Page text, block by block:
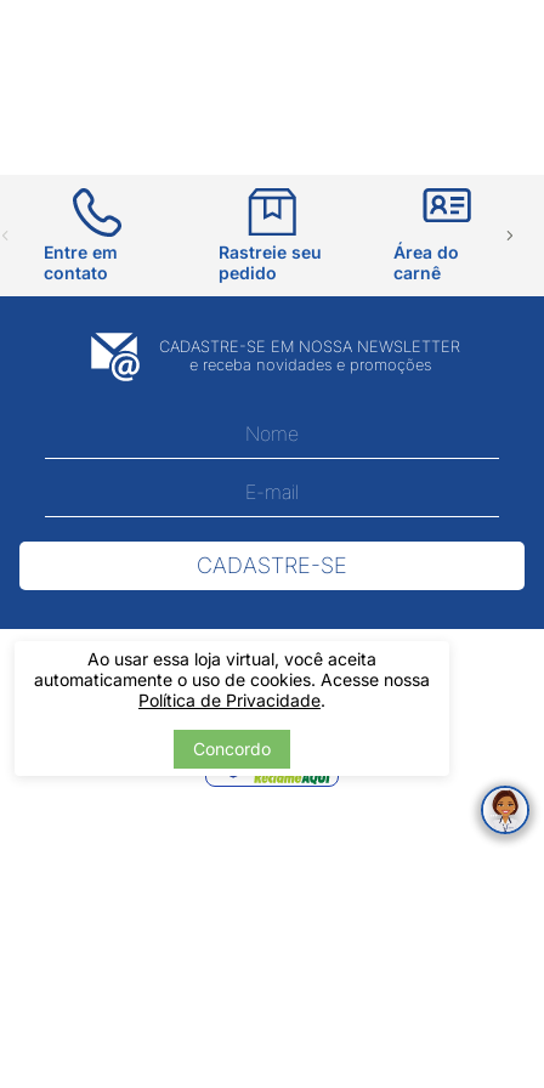
Ao usar essa loja virtual, você aceita
automaticamente o uso de cookies. Acesse nossa
Política de Privacidade.
Concordo
Entre em
contato
Rastreie seu
pedido
Área do
carnê
CADASTRE-SE EM NOSSA NEWSLETTER
e receba novidades e promoções
CADASTRE-SE
Verificada